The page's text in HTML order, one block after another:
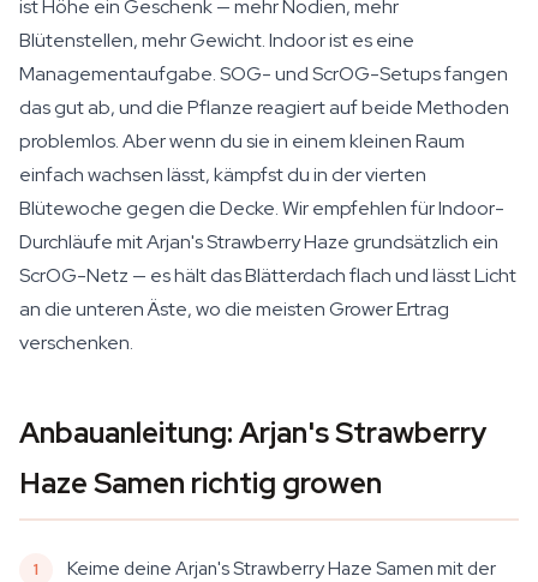
ist Höhe ein Geschenk — mehr Nodien, mehr
Blütenstellen, mehr Gewicht. Indoor ist es eine
Managementaufgabe. SOG- und ScrOG-Setups fangen
das gut ab, und die Pflanze reagiert auf beide Methoden
problemlos. Aber wenn du sie in einem kleinen Raum
einfach wachsen lässt, kämpfst du in der vierten
Blütewoche gegen die Decke. Wir empfehlen für Indoor-
Durchläufe mit Arjan's Strawberry Haze grundsätzlich ein
ScrOG-Netz — es hält das Blätterdach flach und lässt Licht
an die unteren Äste, wo die meisten Grower Ertrag
verschenken.
Anbauanleitung: Arjan's Strawberry
Haze Samen richtig growen
Keime deine Arjan's Strawberry Haze Samen mit der